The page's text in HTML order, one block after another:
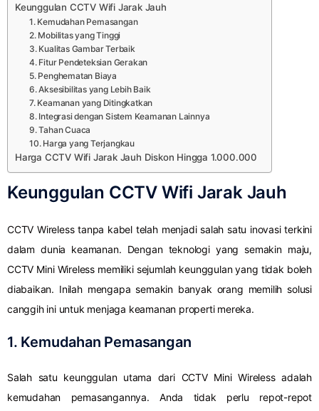
Keunggulan CCTV Wifi Jarak Jauh
1. Kemudahan Pemasangan
2. Mobilitas yang Tinggi
3. Kualitas Gambar Terbaik
4. Fitur Pendeteksian Gerakan
5. Penghematan Biaya
6. Aksesibilitas yang Lebih Baik
7. Keamanan yang Ditingkatkan
8. Integrasi dengan Sistem Keamanan Lainnya
9. Tahan Cuaca
10. Harga yang Terjangkau
Harga CCTV Wifi Jarak Jauh Diskon Hingga 1.000.000
Keunggulan CCTV Wifi Jarak Jauh
CCTV Wireless tanpa kabel telah menjadi salah satu inovasi terkini
dalam dunia keamanan. Dengan teknologi yang semakin maju,
CCTV Mini Wireless memiliki sejumlah keunggulan yang tidak boleh
diabaikan. Inilah mengapa semakin banyak orang memilih solusi
canggih ini untuk menjaga keamanan properti mereka.
1. Kemudahan Pemasangan
Salah satu keunggulan utama dari CCTV Mini Wireless adalah
kemudahan pemasangannya. Anda tidak perlu repot-repot